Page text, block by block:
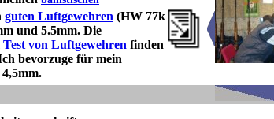
guten Luftgewehren (HW 77k
und 5.5mm. Die
Test von Luftgewehren finden
bevorzuge für mein